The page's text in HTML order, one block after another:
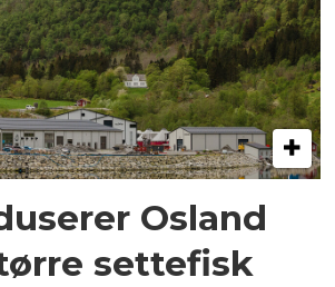
Osland
settefisk